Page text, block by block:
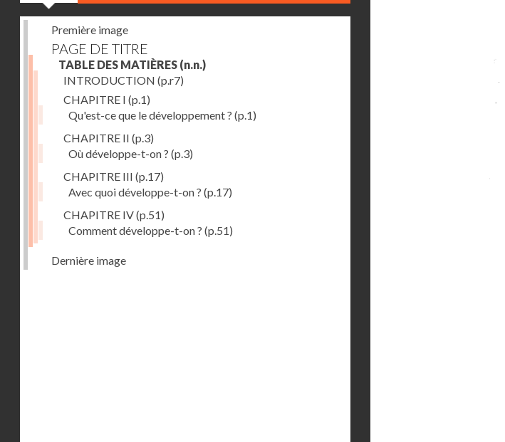
Première image
PAGE DE TITRE
TABLE DES MATIÈRES (n.n.)
INTRODUCTION (p.r7)
CHAPITRE I (p.1)
Qu'est-ce que le développement ? (p.1)
CHAPITRE II (p.3)
Où développe-t-on ? (p.3)
CHAPITRE III (p.17)
Avec quoi développe-t-on ? (p.17)
CHAPITRE IV(p.51)
Comment développe-t-on ? (p.51)
Dernière image